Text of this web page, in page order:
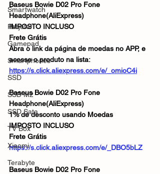
Smartwatch
Projetor
Gamepad
Smartphones
SSD
SSD M2
SSD Sata
TV Box
Xiaomi
Terabyte
Baseus Bowie D02 Pro Fone
Headphone(AliExpress)
IMPOSTO INCLUSO
Frete Grátis
Abra o link da página de moedas no APP, e
acesse o produto na lista:
https://s.click.aliexpress.com/e/_omioC4i
Baseus Bowie D02 Pro Fone
Headphone(AliExpress)
1% de desconto usando Moedas
IMPOSTO INCLUSO
Frete Grátis
https://s.click.aliexpress.com/e/_DBO5bLZ
Baseus Bowie D02 Pro Fone